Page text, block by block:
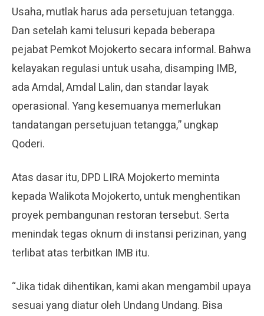
Usaha, mutlak harus ada persetujuan tetangga.
Dan setelah kami telusuri kepada beberapa
pejabat Pemkot Mojokerto secara informal. Bahwa
kelayakan regulasi untuk usaha, disamping IMB,
ada Amdal, Amdal Lalin, dan standar layak
operasional. Yang kesemuanya memerlukan
tandatangan persetujuan tetangga,” ungkap
Qoderi.
Atas dasar itu, DPD LIRA Mojokerto meminta
kepada Walikota Mojokerto, untuk menghentikan
proyek pembangunan restoran tersebut. Serta
menindak tegas oknum di instansi perizinan, yang
terlibat atas terbitkan IMB itu.
“Jika tidak dihentikan, kami akan mengambil upaya
sesuai yang diatur oleh Undang Undang. Bisa